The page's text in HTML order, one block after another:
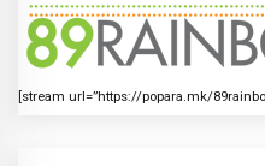
[stream url=”https://popara.mk/